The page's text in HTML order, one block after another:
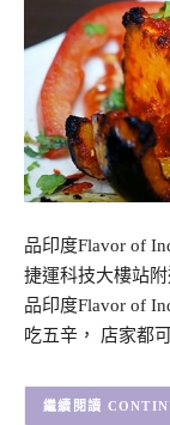
品印度Flavor of
捷運科技大樓站
品印度Flavor of
吃五辛， 店家都